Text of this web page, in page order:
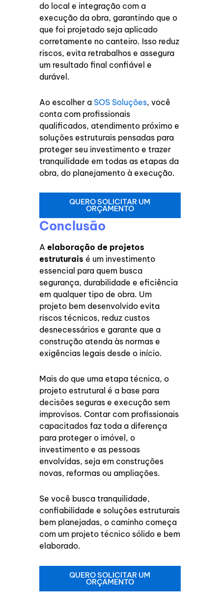
do local e integração com a
execução da obra, garantindo que o
que foi projetado seja aplicado
corretamente no canteiro. Isso reduz
riscos, evita retrabalhos e assegura
um resultado final confiável e
durável.
Ao escolher a SOS Soluções, você
conta com profissionais
qualificados, atendimento próximo e
soluções estruturais pensadas para
proteger seu investimento e trazer
tranquilidade em todas as etapas da
obra, do planejamento à execução.
QUERO SOLICITAR UM
ORÇAMENTO
Conclusão
Aelaboração de projetos
estruturais é um investimento
essencial para quem busca
segurança, durabilidade e eficiência
em qualquer tipo de obra. Um
projeto bem desenvolvido evita
riscos técnicos, reduz custos
desnecessários e garante que a
construção atenda às normas e
exigências legais desde o início.
Mais do que uma etapa técnica, o
projeto estrutural é a base para
decisões seguras e execução sem
improvisos. Contar com profissionais
capacitados faz toda a diferença
para proteger o imóvel, o
investimento e as pessoas
envolvidas, seja em construções
novas, reformas ou ampliações.
Se você busca tranquilidade,
confiabilidade e soluções estruturais
bem planejadas, o caminho começa
com um projeto técnico sólido e bem
elaborado.
QUERO SOLICITAR UM
ORÇAMENTO